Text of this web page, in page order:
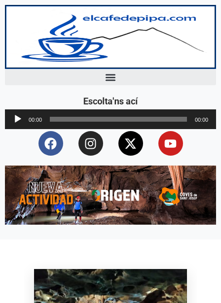
Escolta'ns ací
Reproductor
d'àudio
00:00 00:00